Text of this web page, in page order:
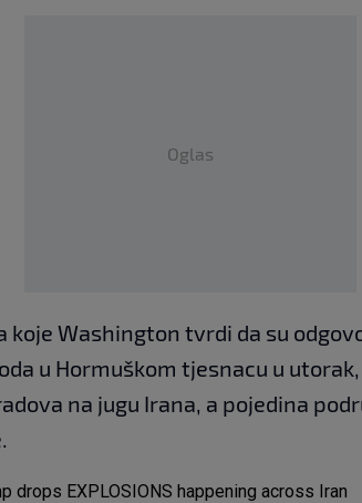
Oglas
koje Washington tvrdi da su
u Hormuškom tjesnacu u
na jugu Irana, a pojedina
drops EXPLOSIONS happening across Iran